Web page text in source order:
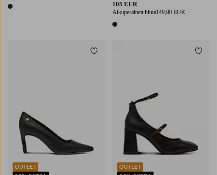
1 väri
105 EUR
Alkuperäinen hinta149,90 EUR
1 väri
OUTLET
Lisää suosikkeihin
OUTLET